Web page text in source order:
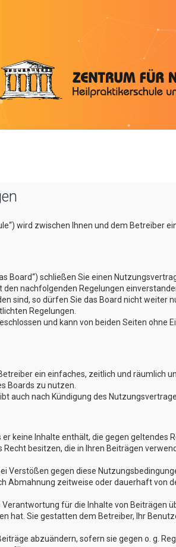
wird zwischen Ihnen und dem Betreiber
Board“) schließen Sie einen
nachfolgenden Regelungen
sind, so dürfen Sie das Board nicht weiter
Regelungen.
und kann von beiden Seiten ohne
ein einfaches, zeitlich und räumlich
Boards zu nutzen.
auch nach Kündigung des
keine Inhalte enthält, die gegen geltendes
besitzen, die in Ihren Beiträgen
Verstößen gegen diese
Abmahnung zeitweise oder dauerhaft von
für die Inhalte von Beiträgen
hat. Sie gestatten dem Betreiber, Ihr
abzuändern, sofern sie gegen o. g.